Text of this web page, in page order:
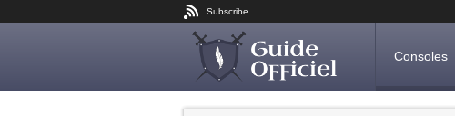
Subscribe
Consoles